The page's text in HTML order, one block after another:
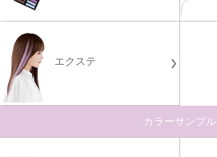
エクステ
カラーサンプル